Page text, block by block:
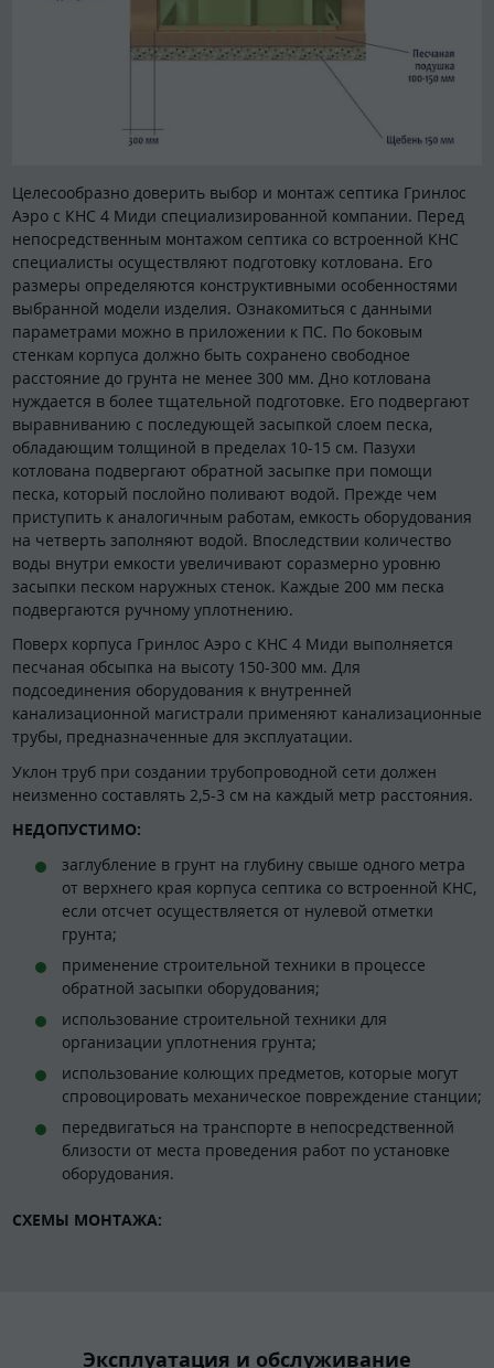
Целесообразно доверить выбор и монтаж септика Гринлос
Аэро с КНС 4 Миди специализированной компании. Перед
непосредственным монтажом септика со встроенной КНС
специалисты осуществляют подготовку котлована. Его
размеры определяются конструктивными особенностями
выбранной модели изделия. Ознакомиться с данными
параметрами можно в приложении к ПС. По боковым
стенкам корпуса должно быть сохранено свободное
расстояние до грунта не менее 300 мм. Дно котлована
нуждается в более тщательной подготовке. Его подвергают
выравниванию с последующей засыпкой слоем песка,
обладающим толщиной в пределах 10-15 см. Пазухи
котлована подвергают обратной засыпке при помощи
песка, который послойно поливают водой. Прежде чем
приступить к аналогичным работам, емкость оборудования
на четверть заполняют водой. Впоследствии количество
воды внутри емкости увеличивают соразмерно уровню
засыпки песком наружных стенок. Каждые 200 мм песка
подвергаются ручному уплотнению.
Поверх корпуса Гринлос Аэро с КНС 4 Миди выполняется
песчаная обсыпка на высоту 150-300 мм. Для
подсоединения оборудования к внутренней
канализационной магистрали применяют канализационные
трубы, предназначенные для эксплуатации.
Уклон труб при создании трубопроводной сети должен
неизменно составлять 2,5-3 см на каждый метр расстояния.
НЕДОПУСТИМО:
заглубление в грунт на глубину свыше одного метра
от верхнего края корпуса септика со встроенной КНС,
если отсчет осуществляется от нулевой отметки
грунта;
применение строительной техники в процессе
обратной засыпки оборудования;
использование строительной техники для
организации уплотнения грунта;
использование колющих предметов, которые могут
спровоцировать механическое повреждение станции;
передвигаться на транспорте в непосредственной
близости от места проведения работ по установке
оборудования.
СХЕМЫ МОНТАЖА:
Эксплуатация и обслуживание